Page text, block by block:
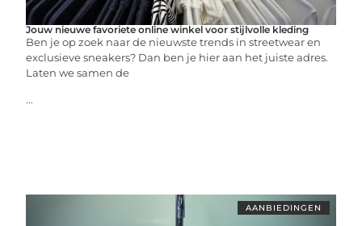
Jouw nieuwe favoriete online winkel voor stijlvolle kleding
Ben je op zoek naar de nieuwste trends in streetwear en
exclusieve sneakers? Dan ben je hier aan het juiste adres.
Laten we samen de
...
AANBIEDINGEN